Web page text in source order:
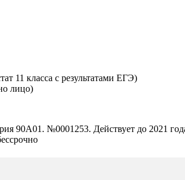
11 класса с результатами ЕГЭ)
лицо)
90А01. №0001253. Действует до 2021